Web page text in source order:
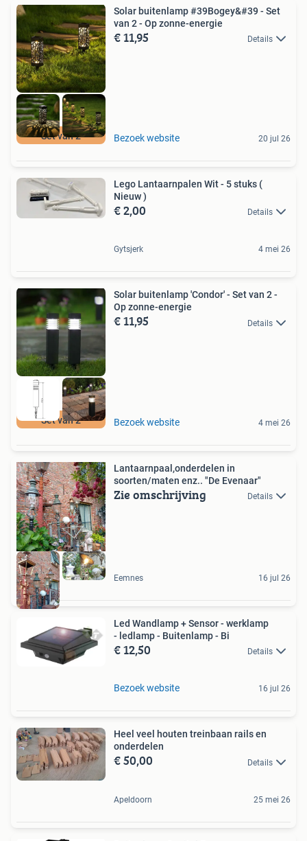
Set van 2
Solar buitenlamp #39Bogey&#39 - Set
van 2 - Op zonne-energie
€ 11,95 Details
Bezoek website 20 jul 26
Lego Lantaarnpalen Wit - 5 stuks (
Nieuw )
€ 2,00 Details
Gytsjerk 4 mei 26
Set van 2
Solar buitenlamp 'Condor' - Set van 2 -
Op zonne-energie
€ 11,95 Details
Bezoek website 4 mei 26
Lantaarnpaal,onderdelen in
soorten/maten enz.. "De Evenaar"
Zie omschrijving Details
Eemnes 16 jul 26
Led Wandlamp + Sensor - werklamp
- ledlamp - Buitenlamp - Bi
€ 12,50 Details
Bezoek website 16 jul 26
Heel veel houten treinbaan rails en
onderdelen
€ 50,00 Details
Apeldoorn 25 mei 26